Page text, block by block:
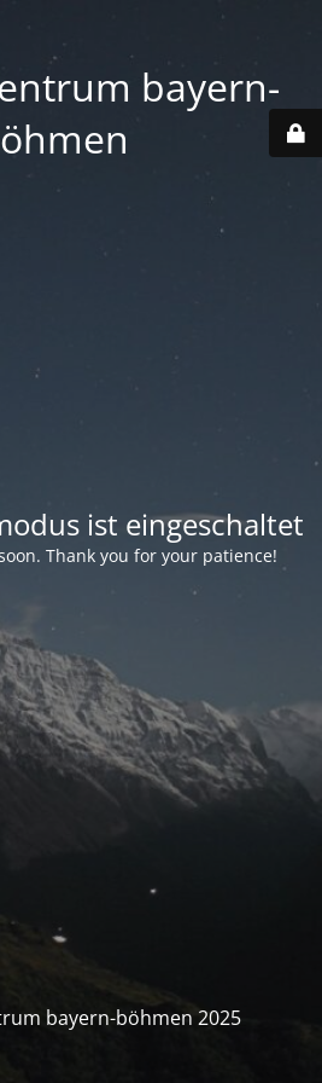
bayern-
ist eingeschaltet
Thank you for your patience!
bayern-böhmen 2025